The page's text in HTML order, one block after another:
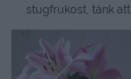
stugfrukost, tänk